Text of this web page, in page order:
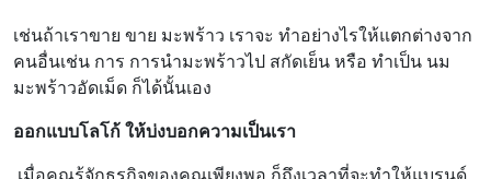
เช่นถ้าเราขาย ขาย มะพร้าว เราจะ ทำอย่างไรให้แตกต่างจาก
คนอื่นเช่น การ การนำมะพร้าวไป สกัดเย็น หรือ ทำเป็น นม
มะพร้าวอัดเม็ด ก็ได้นั้นเอง
ออกแบบโลโก้ ให้บ่งบอกความเป็นเรา